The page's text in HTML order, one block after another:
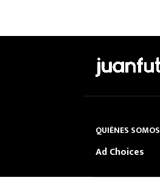
QUIÉNES SOMOS
Ad Choices